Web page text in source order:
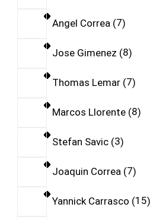
Angel Correa 7
Jose Gimenez 8
Thomas Lemar 7
Marcos Llorente 8
Stefan Savic 3
Joaquin Correa 7
Yannick Carrasco 15